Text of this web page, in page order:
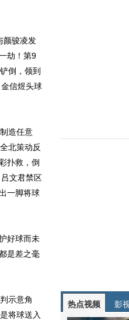
颜骏凌发
劫！第9
倒，领到
信煜头球
造任意
北策动反
扑救，倒
文君禁区
一脚将球
好球而未
是差之毫
示意角
将球送入
热点视频 影